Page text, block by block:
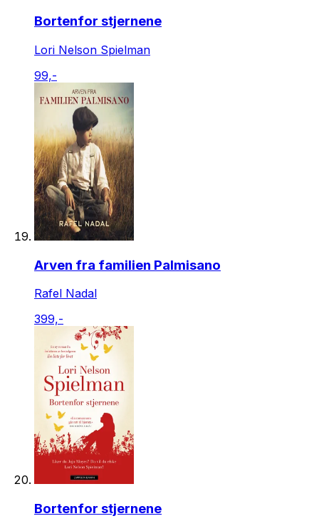
Bortenfor stjernene
Lori Nelson Spielman
99,-
Arven fra familien Palmisano
Rafel Nadal
399,-
Bortenfor stjernene